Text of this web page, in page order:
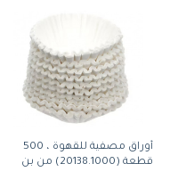
أوراق مصفية للقهوة ، 500
قطعة (20138.1000) من بن